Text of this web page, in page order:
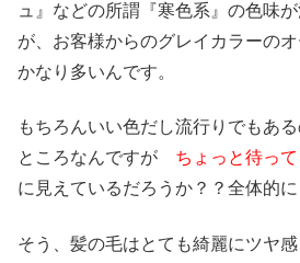
ュ』などの所謂『寒色系』の色味
が、お客様からのグレイカラーの
かなり多いんです。
もちろんいい色だし流行りでもあ
ところなんですが ちょっと待っ
に見えているだろうか？？全体的に
そう、髪の毛はとても綺麗にツヤ